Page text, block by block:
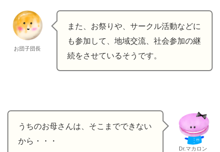
お団子団長
また、お祭りや、サークル活動などに
も参加して、地域交流、社会参加の継
続をさせているそうです。
うちのお母さんは、そこまでできない
から・・・
Dr.マカロン